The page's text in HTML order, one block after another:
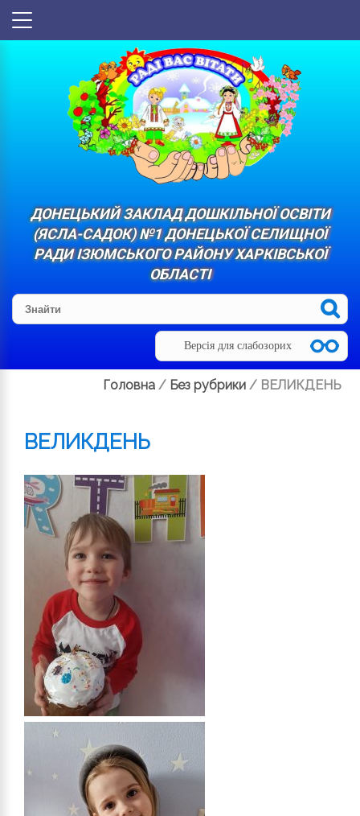
ДОНЕЦЬКИЙ ЗАКЛАД ДОШКІЛЬНОЇ ОСВІТИ
(ЯСЛА-САДОК) №1 ДОНЕЦЬКОЇ СЕЛИЩНОЇ
РАДИ ІЗЮМСЬКОГО РАЙОНУ ХАРКІВСЬКОЇ
ОБЛАСТІ
Версія для слабозорих
Головна / Без рубрики / ВЕЛИКДЕНЬ
ВЕЛИКДЕНЬ